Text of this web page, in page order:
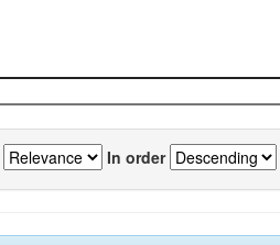
In order